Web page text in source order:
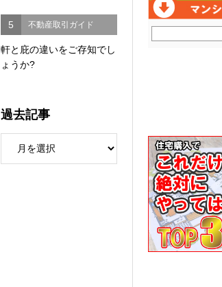
5 不動産取引ガイド
軒と庇の違いをご存知でし
ょうか?
過去記事